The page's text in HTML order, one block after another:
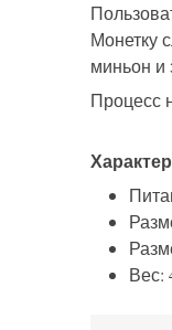
Монетку
миньон и
Процесс
Вес: